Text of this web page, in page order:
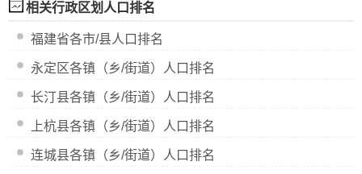
相关行政区划人口排名
福建省各市/县人口排名
永定区各镇（乡/街道）人口排名
长汀县各镇（乡/街道）人口排名
上杭县各镇（乡/街道）人口排名
连城县各镇（乡/街道）人口排名